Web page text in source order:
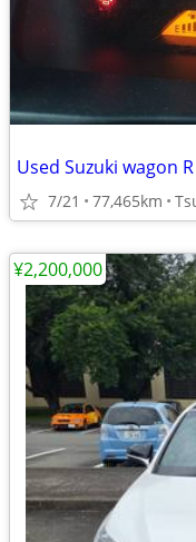
Used Suzuki wagon R
7/21 77,465km
¥2,200,000